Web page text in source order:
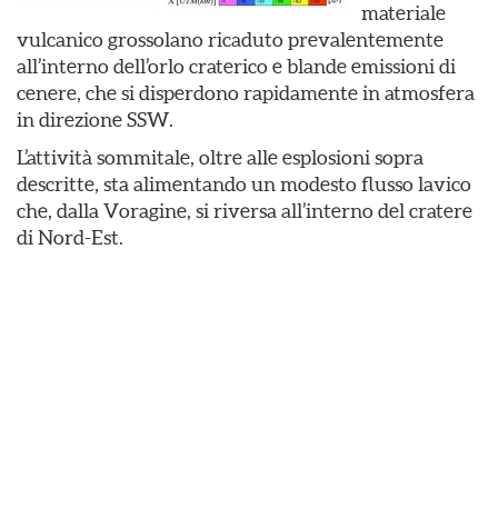
materiale
vulcanico grossolano ricaduto prevalentemente
all’interno dell’orlo craterico e blande emissioni di
cenere, che si disperdono rapidamente in atmosfera
in direzione SSW.
L’attività sommitale, oltre alle esplosioni sopra
descritte, sta alimentando un modesto flusso lavico
che, dalla Voragine, si riversa all’interno del cratere
di Nord-Est.